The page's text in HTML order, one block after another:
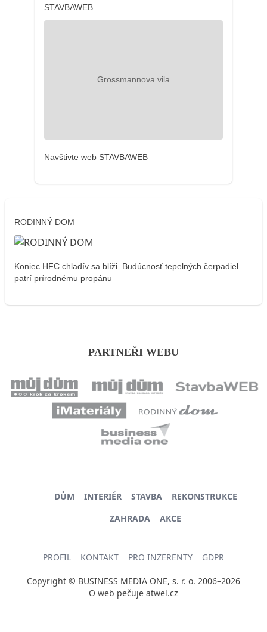
STAVBAWEB
Navštivte web STAVBAWEB
RODINNÝ DOM
Koniec HFC chladív sa blíži. Budúcnosť tepelných čerpadiel
patrí prírodnému propánu
PARTNEŘI WEBU
DŮM INTERIÉR STAVBA
REKONSTRUKCE
ZAHRADA
AKCE
PROFIL KONTAKT PRO INZERENTY GDPR
Copyright © BUSINESS MEDIA ONE, s. r. o. 2006–2026